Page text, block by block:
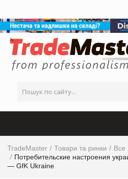
TradeMaster Товари та ринки
Все
Потребительские настроения
— GfK Ukraine